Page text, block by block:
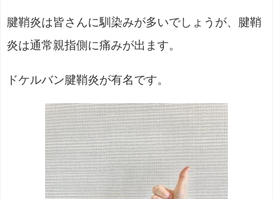
腱鞘炎は皆さんに馴染みが多いでしょうが、腱鞘
炎は通常親指側に痛みが出ます。
ドケルバン腱鞘炎が有名です。